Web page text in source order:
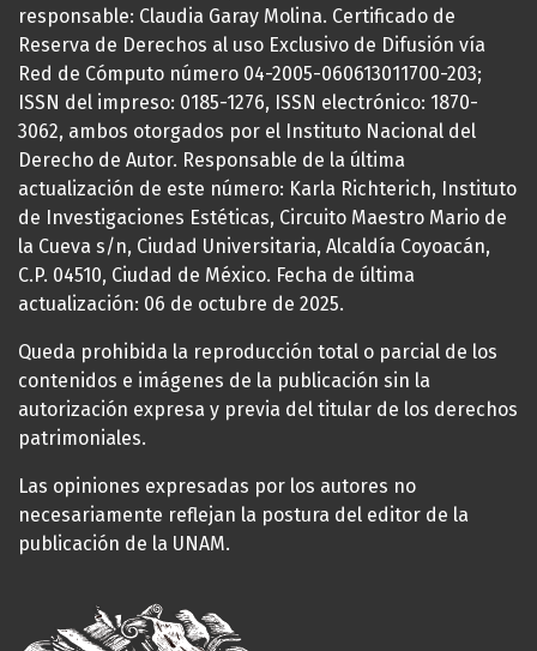
responsable: Claudia Garay Molina. Certificado de
Reserva de Derechos al uso Exclusivo de Difusión vía
Red de Cómputo número 04-2005-060613011700-203;
ISSN del impreso: 0185-1276, ISSN electrónico: 1870-
3062, ambos otorgados por el Instituto Nacional del
Derecho de Autor. Responsable de la última
actualización de este número: Karla Richterich, Instituto
de Investigaciones Estéticas, Circuito Maestro Mario de
la Cueva s/n, Ciudad Universitaria, Alcaldía Coyoacán,
C.P. 04510, Ciudad de México. Fecha de última
actualización: 06 de octubre de 2025.
Queda prohibida la reproducción total o parcial de los
contenidos e imágenes de la publicación sin la
autorización expresa y previa del titular de los derechos
patrimoniales.
Las opiniones expresadas por los autores no
necesariamente reflejan la postura del editor de la
publicación de la UNAM.